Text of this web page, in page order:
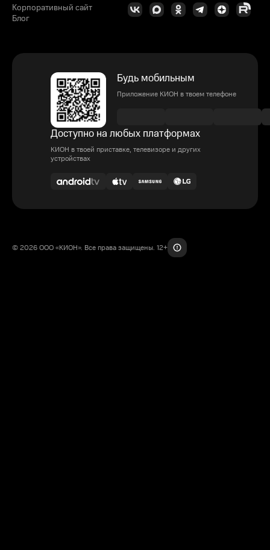
Корпоративный сайт
Блог
Будь мобильным
Приложение КИОН в твоем телефоне
Доступно на любых платформах
КИОН в твоей приставке, телевизоре и других
устройствах
© 2026 ООО «КИОН». Все права защищены. 12+